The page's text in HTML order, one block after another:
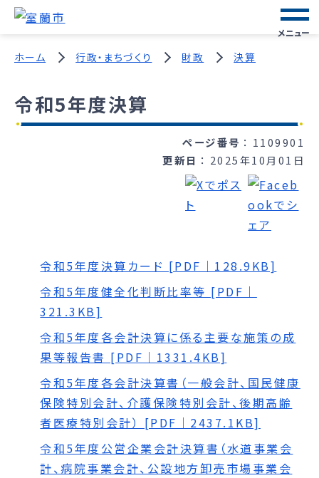
メニュー
ホーム 行政・まちづくり 財政 決算
令和5年度決算
ページ番号
1109901
更新日
2025年10月01日
令和5年度決算カード [PDF｜128.9KB]
令和5年度健全化判断比率等 [PDF｜
321.3KB]
令和5年度各会計決算に係る主要な施策の成
果等報告書 [PDF｜1331.4KB]
令和5年度各会計決算書（一般会計、国民健康
保険特別会計、介護保険特別会計、後期高齢
者医療特別会計） [PDF｜2437.1KB]
令和5年度公営企業会計決算書（水道事業会
計、病院事業会計、公設地方卸売市場事業会